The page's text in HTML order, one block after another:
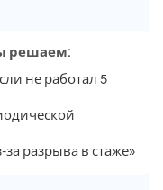
решаем:
не работал 5
разрыва в стаже»